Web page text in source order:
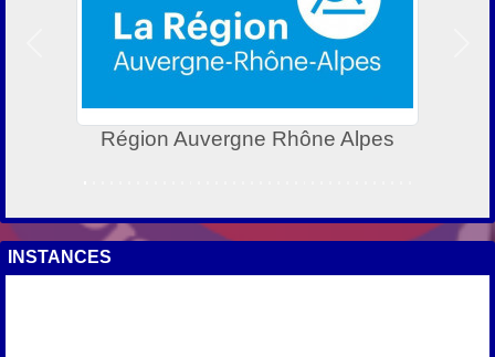
Région Auvergne Rhône Alpes
INSTANCES